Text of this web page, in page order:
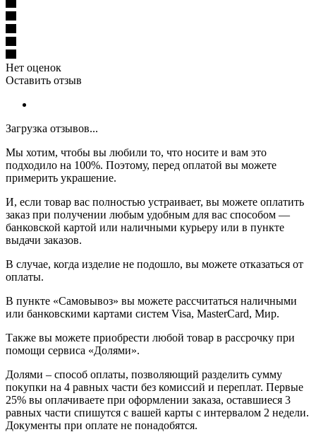
Нет оценок
Оставить отзыв
Загрузка отзывов...
Мы хотим, чтобы вы любили то, что носите и вам это
подходило на 100%. Поэтому, перед оплатой вы можете
примерить украшение.
И, если товар вас полностью устраивает, вы можете оплатить
заказ при получении любым удобным для вас способом —
банковской картой или наличными курьеру или в пункте
выдачи заказов.
В случае, когда изделие не подошло, вы можете отказаться от
оплаты.
В пункте «Самовывоз» вы можете рассчитаться наличными
или банковскими картами систем Visa, MasterCard, Мир.
Также вы можете приобрести любой товар в рассрочку при
помощи сервиса «Долями».
Долями – способ оплаты, позволяющий разделить сумму
покупки на 4 равных части без комиссий и переплат. Первые
25% вы оплачиваете при оформлении заказа, оставшиеся 3
равных части спишутся с вашей карты с интервалом 2 недели.
Документы при оплате не понадобятся.